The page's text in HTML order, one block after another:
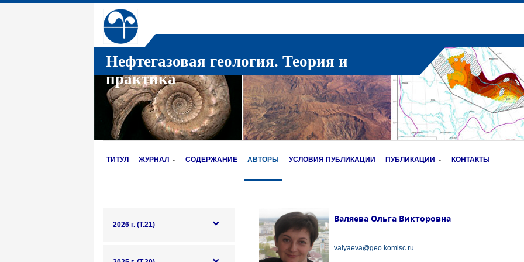
Нефтегазовая геология. Теория и
практика
ТИТУЛ ЖУРНАЛ СОДЕРЖАНИЕ АВТОРЫ УСЛОВИЯ ПУБЛИКАЦИИ ПУБЛИКАЦИИ КОНТАКТЫ
2026 г. (Т.21)
Валяева Ольга Викторовна
valyaeva@geo.komisc.ru